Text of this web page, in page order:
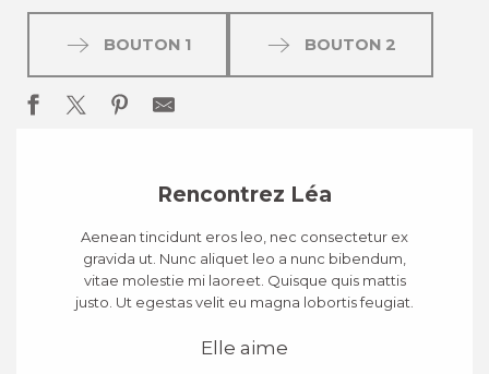
BOUTON 1 BOUTON 2
Rencontrez Léa
Aenean tincidunt eros leo, nec consectetur ex
gravida ut. Nunc aliquet leo a nunc bibendum,
vitae molestie mi laoreet. Quisque quis mattis
justo. Ut egestas velit eu magna lobortis feugiat.
Elle aime